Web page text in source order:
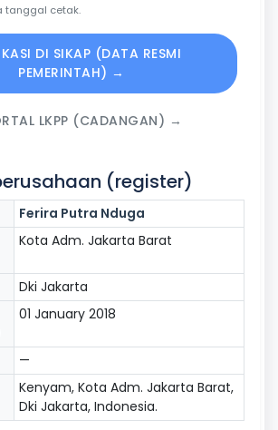
tanggal cetak.
DI SIKAP (DATA RESMI
PEMERINTAH) →
LKPP (CADANGAN) →
(register)
Ferira Putra Nduga
Kota Adm. Jakarta Barat
Dki Jakarta
01 January 2018
—
Kenyam, Kota Adm. Jakarta Barat,
Dki Jakarta, Indonesia.